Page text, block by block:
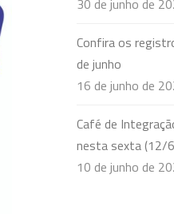
30 de junho de
Confira os
de junho
16 de junho de
Café de
nesta sexta (12/
10 de junho de